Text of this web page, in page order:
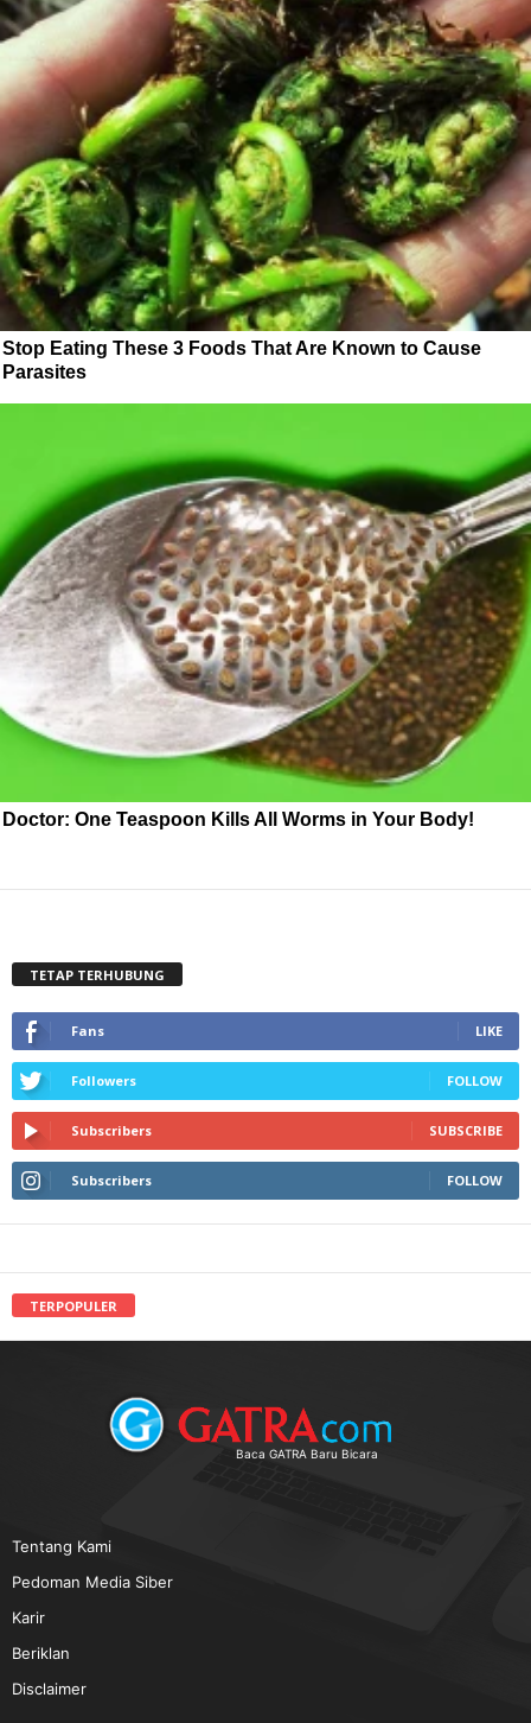
Stop Eating These 3 Foods That Are Known to Cause
Parasites
Doctor: One Teaspoon Kills All Worms in Your Body!
TETAP TERHUBUNG
Fans LIKE
Followers FOLLOW
Subscribers SUBSCRIBE
Subscribers FOLLOW